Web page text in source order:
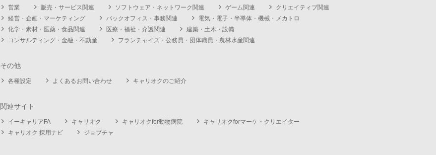
営業 販売・サービス関連 ソフトウェア・ネットワーク関連 ゲーム関連
クリエイティブ関連
経営・企画・マーケティング
バックオフィス・事務関連
電気・電子・半導体・機械・メカトロ
化学・素材・医薬・食品関連
医療・福祉・介護関連
建築・土木・設備
コンサルティング・金融・不動産
フランチャイズ・公務員・団体職員・農林水産関連
その他
各種設定 よくあるお問い合わせ キャリオクのご紹介
関連サイト
イーキャリアFA キャリオク キャリオクfor動物病院
キャリオクforマーケ・クリエイター
キャリオク 採用ナビ
ジョブチャ